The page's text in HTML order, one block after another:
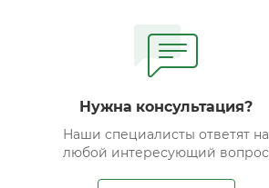
Нужна консультация?
Наши специалисты ответят на
любой интересующий вопрос